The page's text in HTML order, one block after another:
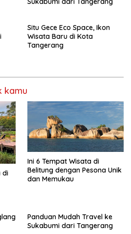
Situ Gece Eco Space, Ikon
Wisata Baru di Kota
Tangerang
kamu
di
Ini 6 Tempat Wisata di
Belitung dengan Pesona Unik
dan Memukau
Panduan Mudah Travel ke
Sukabumi dari Tangerang